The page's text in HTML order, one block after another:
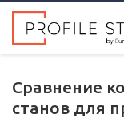
Сравнение
станов для